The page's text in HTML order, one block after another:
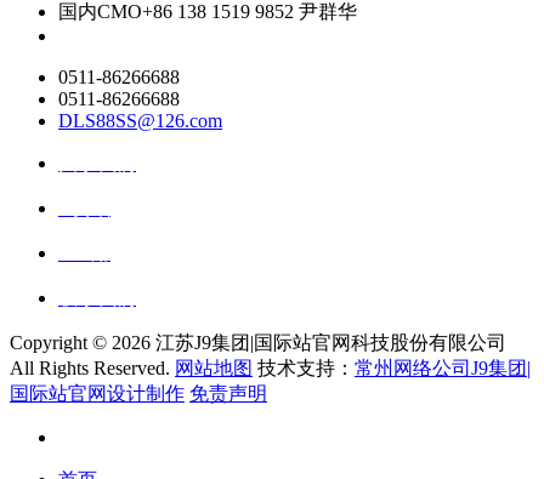
国内CMO+86 138 1519 9852 尹群华
0511-86266688
0511-86266688
DLS88SS@126.com
Copyright © 2026 江苏J9集团|国际站官网科技股份有限公司
All Rights Reserved. 网站地图 技术支持： 常州网络公司J9集团|
国际站官网设计制作 免责声明